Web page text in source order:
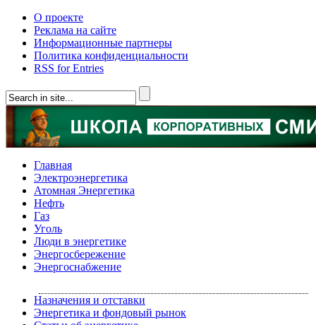
О проекте
Реклама на сайте
Информационные партнеры
Политика конфиденциальности
RSS for Entries
Главная
Электроэнергетика
Атомная Энергетика
Нефть
Газ
Уголь
Люди в энергетике
Энергосбережение
Энергоснабжение
Назначения и отставки
Энергетика и фондовый рынок